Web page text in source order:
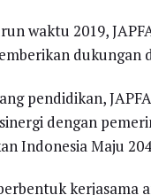
waktu 2019,
dukungan
pendidikan,
dengan
Indonesia Maju
kerjasama